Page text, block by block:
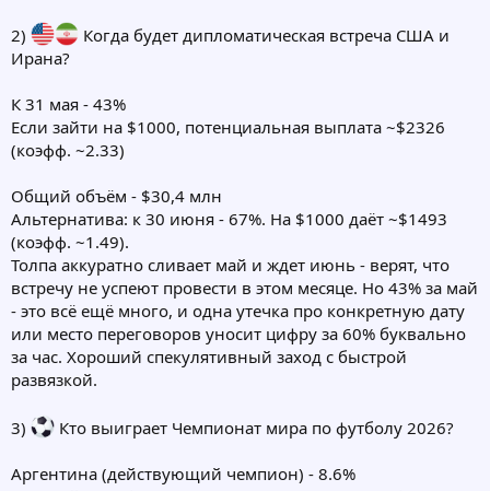
2)
Когда будет дипломатическая встреча США и
Ирана?
К 31 мая - 43%
Если зайти на $1000, потенциальная выплата ~$2326
(коэфф. ~2.33)
Общий объём - $30,4 млн
Альтернатива: к 30 июня - 67%. На $1000 даёт ~$1493
(коэфф. ~1.49).
Толпа аккуратно сливает май и ждет июнь - верят, что
встречу не успеют провести в этом месяце. Но 43% за май
- это всё ещё много, и одна утечка про конкретную дату
или место переговоров уносит цифру за 60% буквально
за час. Хороший спекулятивный заход с быстрой
развязкой.
3) Кто выиграет Чемпионат мира по футболу 2026?
Аргентина (действующий чемпион) - 8.6%